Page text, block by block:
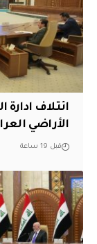
ائتلاف
الأراضي
قبل 19 ساعة